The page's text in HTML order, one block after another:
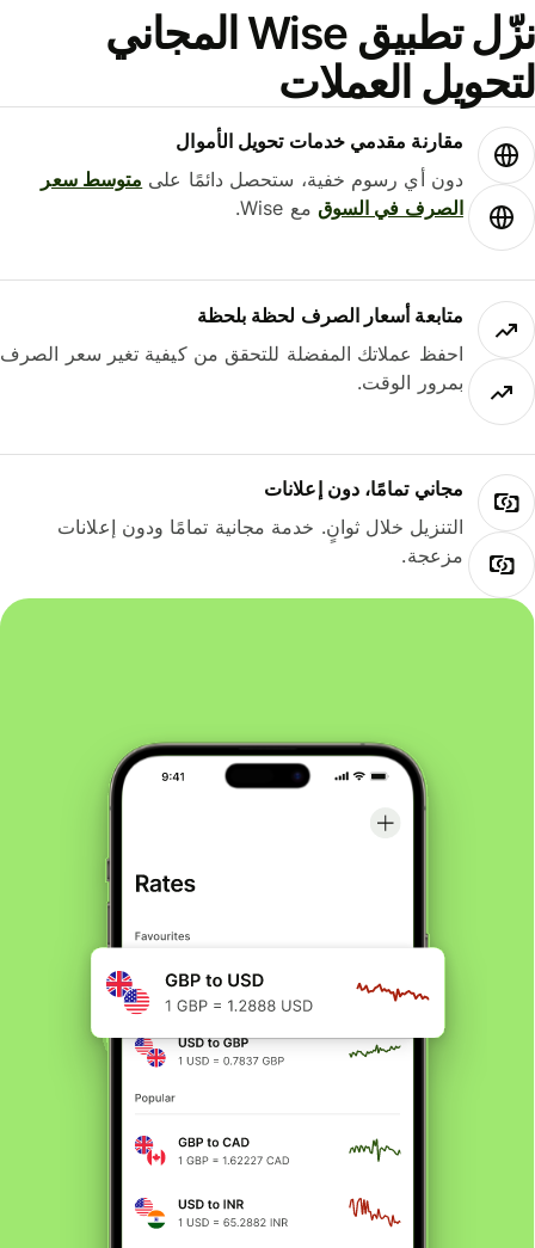
نزّل تطبيق Wise المجاني
العملات
مقارنة مقدمي خدمات تحويل الأموال
دون أي رسوم خفية، ستحصل دائمًا علىمتوسط ​​سعر
الصرف في السوقمع Wise.
متابعة أسعار الصرف لحظة بلحظة
احفظ عملاتك المفضلة للتحقق من كيفية تغير سعر الصرف
بمرور الوقت.
مجاني تمامًا، دون إعلانات
التنزيل خلال ثوانٍ. خدمة مجانية تمامًا ودون إعلانات
مزعجة.